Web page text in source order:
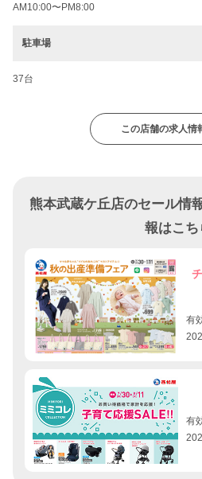
AM10:00〜PM8:00
駐車場
37台
この店舗の求人情
熊本武蔵ケ丘店のセール情
報はこち
有
有